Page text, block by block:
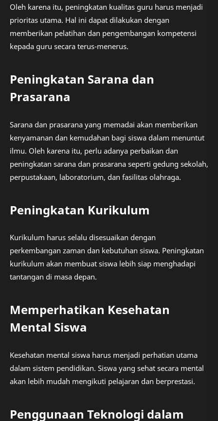
Oleh karena itu, peningkatan kualitas guru harus menjadi
prioritas utama. Hal ini dapat dilakukan dengan
memberikan pelatihan dan pengembangan kompetensi
kepada guru secara terus-menerus.
Peningkatan Sarana dan
Prasarana
Sarana dan prasarana yang memadai akan memberikan
kenyamanan dan kemudahan bagi siswa dalam menuntut
ilmu. Oleh karena itu, perlu adanya perbaikan dan
peningkatan sarana dan prasarana seperti gedung sekolah,
perpustakaan, laboratorium, dan fasilitas olahraga.
Peningkatan Kurikulum
Kurikulum harus selalu disesuaikan dengan
perkembangan zaman dan kebutuhan siswa. Peningkatan
kurikulum akan membuat siswa lebih siap menghadapi
tantangan di masa depan.
Memperhatikan Kesehatan
Mental Siswa
Kesehatan mental siswa harus menjadi perhatian utama
dalam sistem pendidikan. Siswa yang sehat secara mental
akan lebih mudah mengikuti pelajaran dan berprestasi.
Penggunaan Teknologi dalam